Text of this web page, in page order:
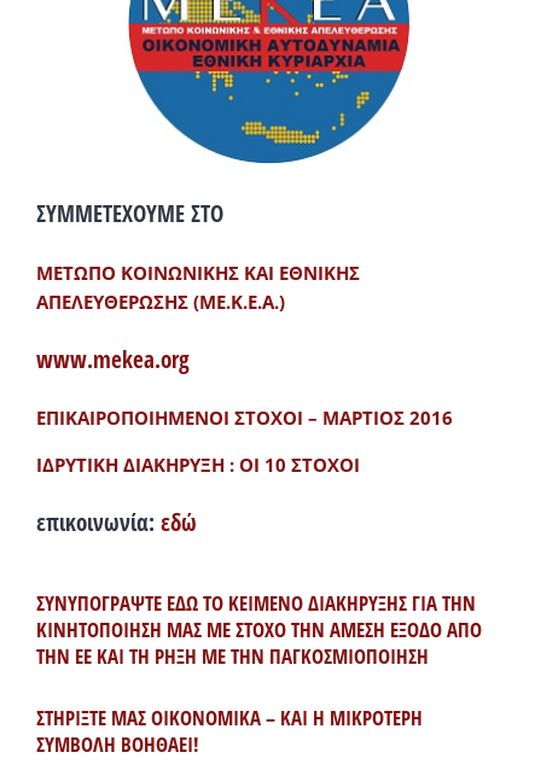
ΣΥΜΜΕΤΕΧΟΥΜΕ ΣΤΟ
ΜΕΤΩΠΟ ΚΟΙΝΩΝΙΚΗΣ ΚΑΙ ΕΘΝΙΚΗΣ
ΑΠΕΛΕΥΘΕΡΩΣΗΣ (ΜΕ.Κ.Ε.Α.)
www.mekea.org
ΕΠΙΚΑΙΡΟΠΟΙΗΜΕΝΟΙ ΣΤΟΧΟΙ – ΜΑΡΤΙΟΣ 2016
ΙΔΡΥΤΙΚΗ ΔΙΑΚΗΡΥΞΗ : ΟΙ 10 ΣΤΟΧΟΙ
επικοινωνία: εδώ
ΣΥΝΥΠΟΓΡΑΨΤΕ ΕΔΩ ΤΟ ΚΕΙΜΕΝΟ ΔΙΑΚΗΡΥΞΗΣ ΓΙΑ ΤΗΝ
ΚΙΝΗΤΟΠΟΙΗΣΗ ΜΑΣ ΜΕ ΣΤΟΧΟ ΤΗΝ ΑΜΕΣΗ ΕΞΟΔΟ ΑΠΟ
ΤΗΝ ΕΕ ΚΑΙ ΤΗ ΡΗΞΗ ΜΕ ΤΗΝ ΠΑΓΚΟΣΜΙΟΠΟΙΗΣΗ
ΣΤΗΡΙΞΤΕ ΜΑΣ ΟΙΚΟΝΟΜΙΚΑ – ΚΑΙ Η ΜΙΚΡΟΤΕΡΗ
ΣΥΜΒΟΛΗ ΒΟΗΘΑΕΙ!